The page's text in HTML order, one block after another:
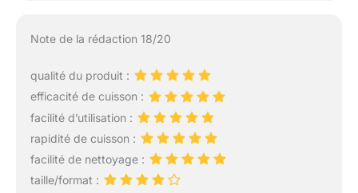
Note de la rédaction 18/20
qualité du produit :
efficacité de cuisson :
facilité d’utilisation :
rapidité de cuisson :
facilité de nettoyage :
taille/format :